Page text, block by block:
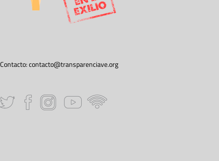
Contacto:contacto@transparenciave.org